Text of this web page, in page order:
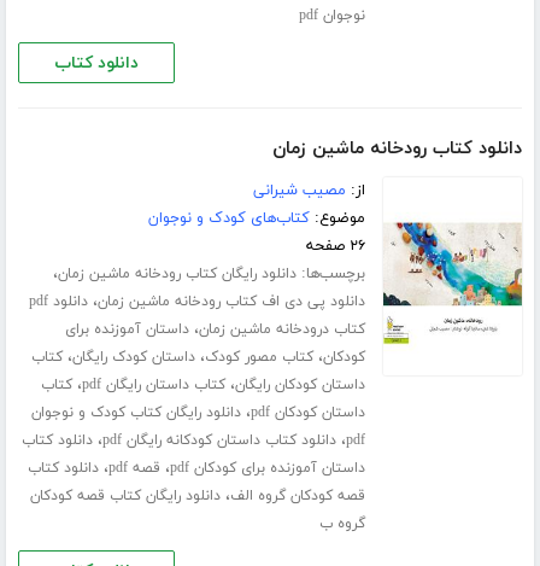
نوجوان pdf
دانلود کتاب
دانلود کتاب رودخانه ماشین زمان
از: مصیب شیرانی
موضوع:کتاب‌های کودک و نوجوان
۲۶ صفحه
برچسب‌ها:دانلود رایگان کتاب رودخانه ماشین زمان،
دانلود پی دی اف کتاب رودخانه ماشین زمان،
دانلود pdf
کتاب درودخانه ماشین زمان،داستان آموزنده برای
کودکان،کتاب مصور کودک،داستان کودک رایگان،کتاب
داستان کودکان رایگان،کتاب داستان رایگان pdf ،کتاب
داستان کودکان pdf
،دانلود رایگان کتاب کودک و نوجوان
pdf،دانلود کتاب داستان کودکانه رایگان pdf ،دانلود کتاب
داستان آموزنده برای کودکان pdf
، قصه pdf ،دانلود کتاب
قصه کودکان گروه الف،دانلود رایگان کتاب قصه کودکان
گروه ب